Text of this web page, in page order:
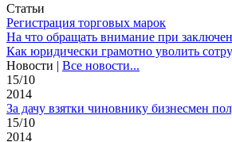
Статьи
Регистрация торговых марок
На что обращать внимание при
Как юридически грамотно уволить
Новости | Все новости...
15/10
2014
За дачу взятки чиновнику бизнесмен
15/10
2014